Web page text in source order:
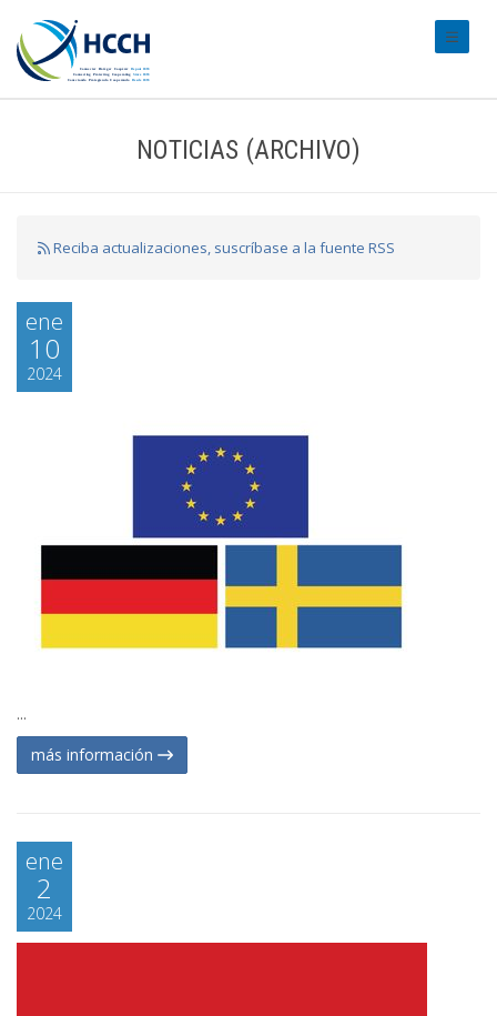
NOTICIAS (ARCHIVO)
Reciba actualizaciones, suscríbase a la fuente RSS
ene
10
2024
...
más información
ene
2
2024